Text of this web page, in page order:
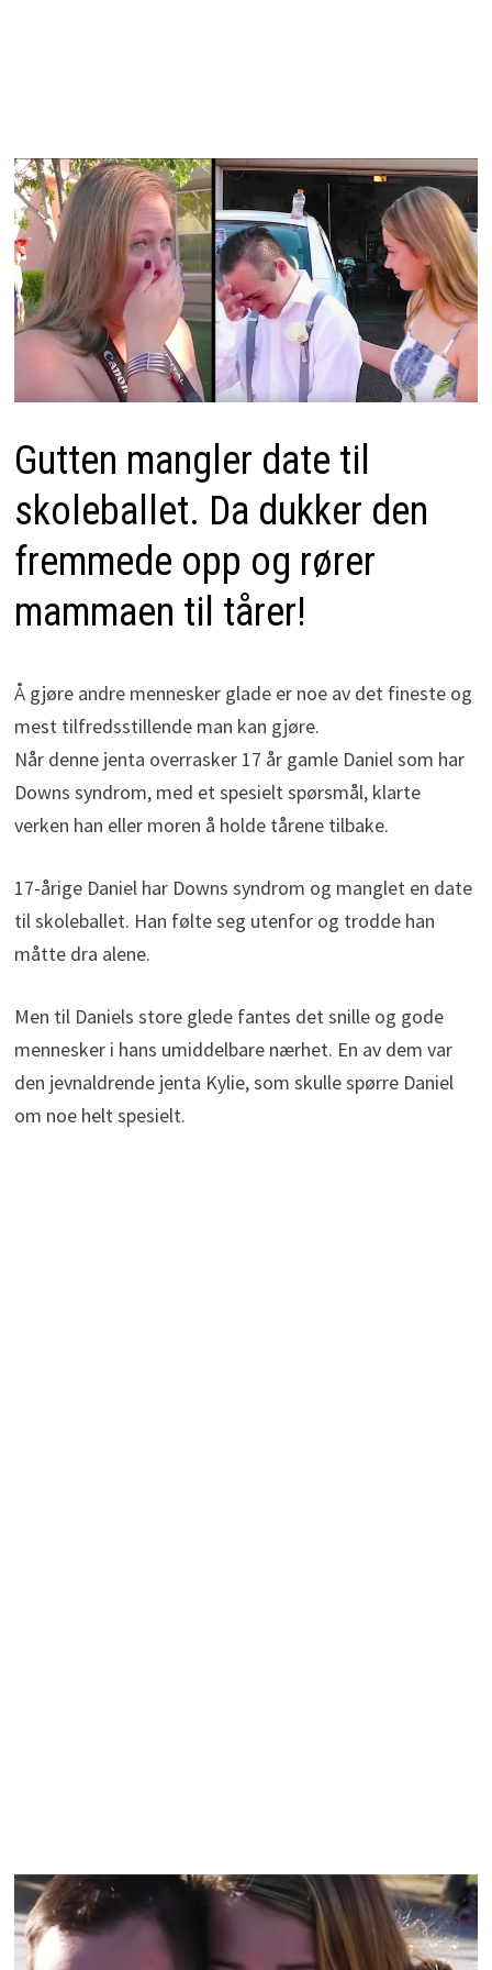
Gutten mangler date til
skoleballet. Da dukker den
fremmede opp og rører
mammaen til tårer!
Å gjøre andre mennesker glade er noe av det fineste og
mest tilfredsstillende man kan gjøre.
Når denne jenta overrasker 17 år gamle Daniel som har
Downs syndrom, med et spesielt spørsmål, klarte
verken han eller moren å holde tårene tilbake.
17-årige Daniel har Downs syndrom og manglet en date
til skoleballet. Han følte seg utenfor og trodde han
måtte dra alene.
Men til Daniels store glede fantes det snille og gode
mennesker i hans umiddelbare nærhet. En av dem var
den jevnaldrende jenta Kylie, som skulle spørre Daniel
om noe helt spesielt.